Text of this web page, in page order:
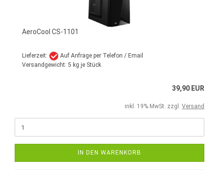
AeroCool CS-1101
Lieferzeit:
Auf Anfrage per Telefon / Email
Versandgewicht: 5 kg je Stück
39,90 EUR
inkl. 19% MwSt. zzgl. Versand
IN DEN WARENKORB